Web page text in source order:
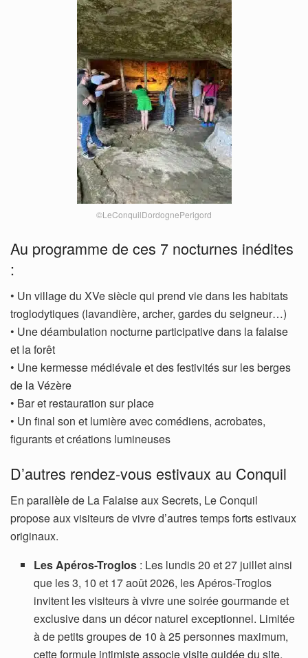
©LeConquilDordognePerigord
Au programme de ces 7 nocturnes inédites
:
• Un village du XVe siècle qui prend vie dans les habitats
troglodytiques (lavandière, archer, gardes du seigneur…)
• Une déambulation nocturne participative dans la falaise
et la forêt
• Une kermesse médiévale et des festivités sur les berges
de la Vézère
• Bar et restauration sur place
• Un final son et lumière avec comédiens, acrobates,
figurants et créations lumineuses
D’autres rendez-vous estivaux au Conquil
En parallèle de La Falaise aux Secrets, Le Conquil
propose aux visiteurs de vivre d’autres temps forts estivaux
originaux.
Les Apéros-Troglos : Les lundis 20 et 27 juillet ainsi
que les 3, 10 et 17 août 2026, les Apéros-Troglos
invitent les visiteurs à vivre une soirée gourmande et
exclusive dans un décor naturel exceptionnel. Limitée
à de petits groupes de 10 à 25 personnes maximum,
cette formule intimiste associe visite guidée du site,